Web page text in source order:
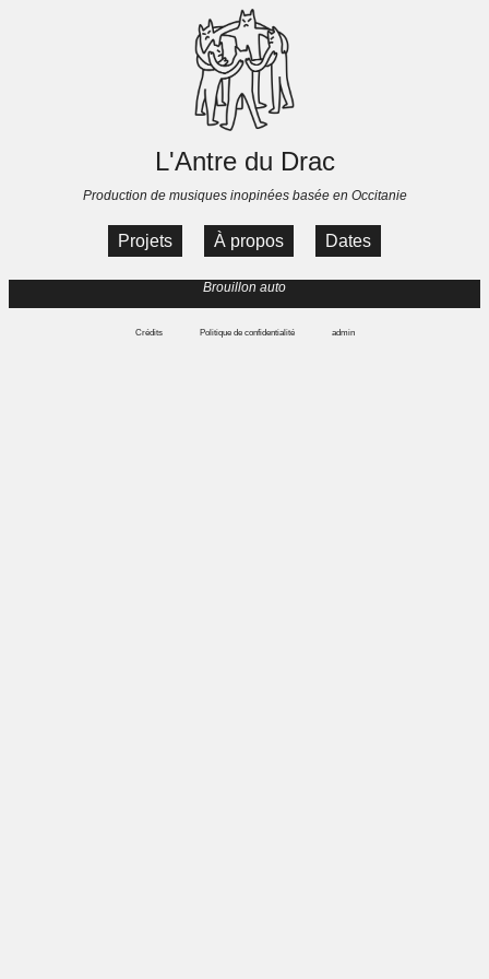
L'Antre du Drac
Production de musiques inopinées basée en Occitanie
Projets À propos Dates
Brouillon auto
Crédits Politique de confidentialité admin